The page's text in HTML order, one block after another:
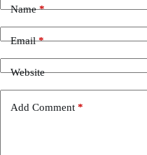
Name*
Email*
Website
Add Comment *